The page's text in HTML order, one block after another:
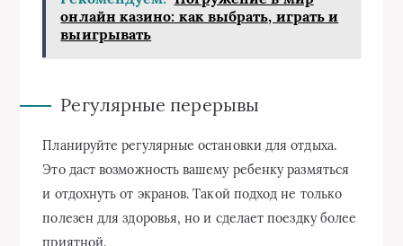
онлайн казино: как выбрать, играть и
выигрывать
Регулярные перерывы
Планируйте регулярные остановки для отдыха.
Это даст возможность вашему ребенку размяться
и отдохнуть от экранов. Такой подход не только
полезен для здоровья, но и сделает поездку более
приятной.